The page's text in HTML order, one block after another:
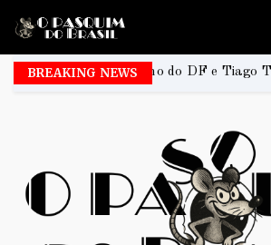
BREAKING NEWS
do DF e Tiago Társis ao Senado